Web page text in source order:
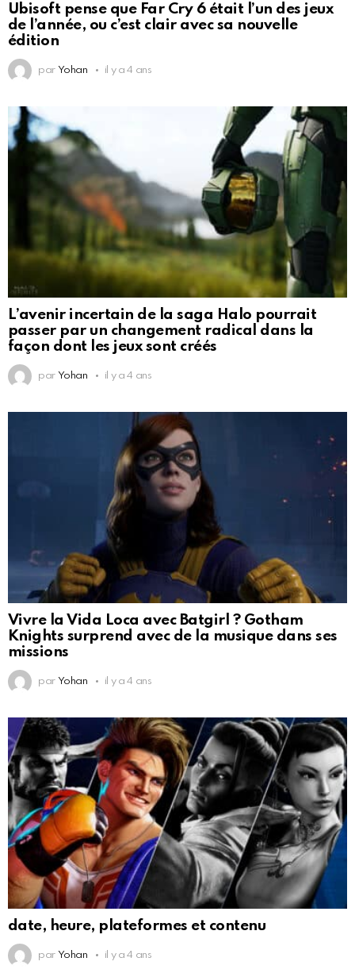
Ubisoft pense que Far Cry 6 était l’un des jeux
de l’année, ou c’est clair avec sa nouvelle
édition
par Yohan il y a 4 ans
L’avenir incertain de la saga Halo pourrait
passer par un changement radical dans la
façon dont les jeux sont créés
par Yohan il y a 4 ans
Vivre la Vida Loca avec Batgirl ? Gotham
Knights surprend avec de la musique dans ses
missions
par Yohan il y a 4 ans
date, heure, plateformes et contenu
par Yohan il y a 4 ans